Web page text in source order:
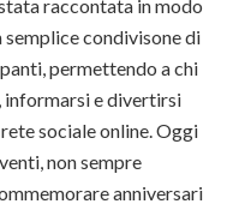
raccontata in modo
condivisone di
permettendo a chi
informarsi e divertirsi
sociale online. Oggi
non sempre
anniversari